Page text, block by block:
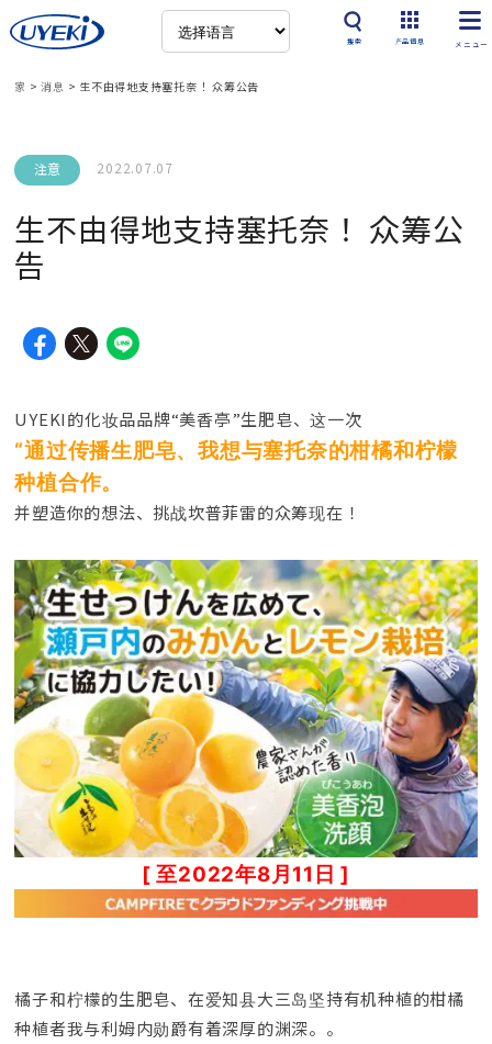
搜索 产品信息
家 >消息 > 生不由得地支持塞托奈！ 众筹公告
2022.07.07
注意
生不由得地支持塞托奈！ 众筹公
告
UYEKI的化妆品品牌“美香亭”生肥皂、这一次
“通过传播生肥皂、我想与塞托奈的柑橘和柠檬
种植合作。
并塑造你的想法、 挑战坎普菲雷的众筹现在！
[ 至2022年8月11日 ]
橘子和柠檬的生肥皂、 在爱知县大三岛坚持有机种植的柑橘
种植者我与利姆内勋爵有着深厚的渊深。。